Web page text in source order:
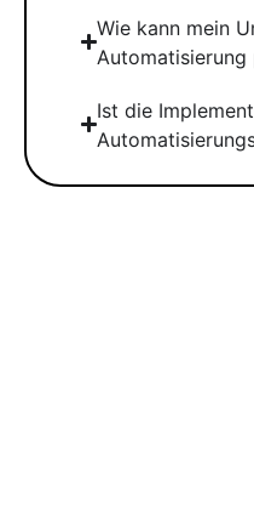
Wie kann mein
Ist die